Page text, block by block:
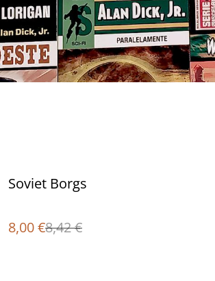
%
Soviet Borgs
8,00 €8,42 €